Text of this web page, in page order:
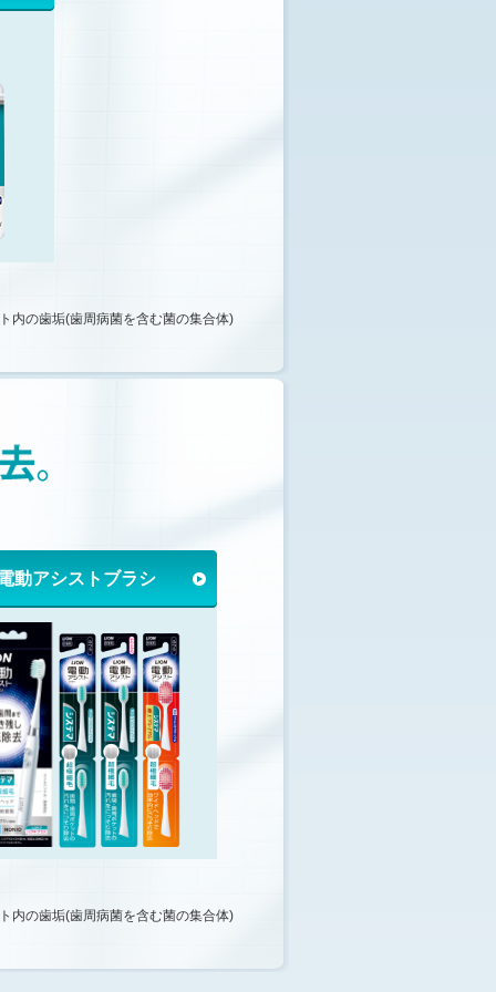
内の歯垢(歯周病菌を含む菌の集合体)
動アシスト ブラシ
内の歯垢(歯周病菌を含む菌の集合体)